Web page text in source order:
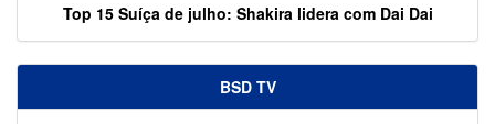
Top 15 Suíça de julho: Shakira lidera com Dai Dai
BSD TV